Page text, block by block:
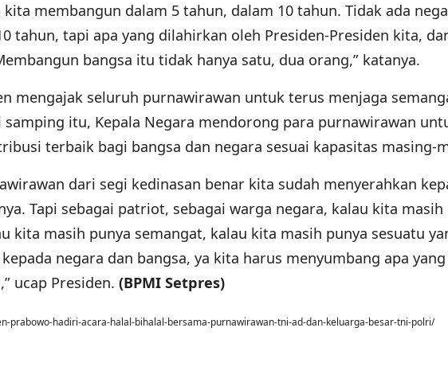
kita membangun dalam 5 tahun, dalam 10 tahun. Tidak ada
tahun, tapi apa yang dilahirkan oleh Presiden-Presiden kita,
bangsa itu tidak hanya satu, dua orang,” katanya.
mengajak seluruh purnawirawan untuk terus menjaga
samping itu, Kepala Negara mendorong para purnawirawan
terbaik bagi bangsa dan negara sesuai kapasitas masing-
dari segi kedinasan benar kita sudah menyerahkan
Tapi sebagai patriot, sebagai warga negara, kalau kita masih
kita masih punya semangat, kalau kita masih punya sesuatu
negara dan bangsa, ya kita harus menyumbang apa
ucap Presiden. (BPMI Setpres)
prabowo-hadiri-acara-halal-bihalal-bersama-purnawirawan-tni-ad-dan-keluarga-besar-tni-polri/